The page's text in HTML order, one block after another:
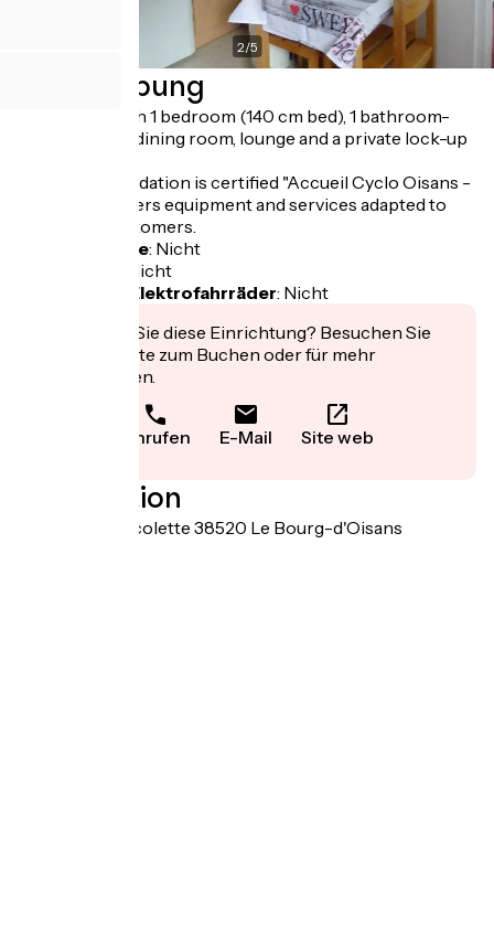
2/5
Beschreibung
Apartment with 1 bedroom (140 cm bed), 1 bathroom-
WC, a kitchen/dining room, lounge and a private lock-up
This accommodation is certified "Accueil Cyclo Oisans -
1 vélos" and offers equipment and services adapted to
the cyclist customers.
Fahrradgarage: Nicht
Nicht
Aufladen für Elektrofahrräder: Nicht
Interessiert Sie diese Einrichtung? Besuchen Sie
deren Website zum Buchen oder für mehr
Informationen.
Anrufen E-Mail Site web
Localisation
93 rue de la Micolette 38520 Le Bourg-d'Oisans